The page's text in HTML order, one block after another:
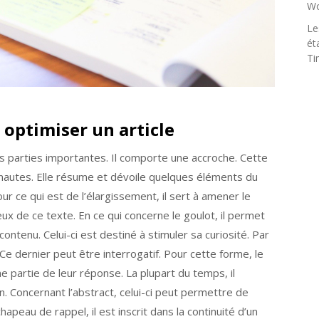
optimiser un article
parties importantes. Il comporte une accroche. Cette
Elle résume et dévoile quelques éléments du
ce qui est de l’élargissement, il sert à amener le
de ce texte. En ce qui concerne le goulot, il permet
Celui-ci est destiné à stimuler sa curiosité. Par
dernier peut être interrogatif. Pour cette forme, le
partie de leur réponse. La plupart du temps, il
l’abstract, celui-ci peut permettre de
de rappel, il est inscrit dans la continuité d’un